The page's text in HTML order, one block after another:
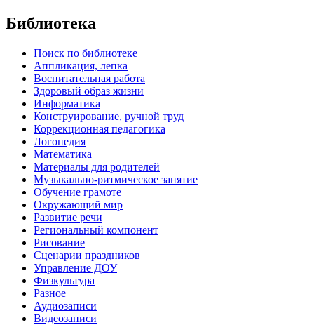
Библиотека
Поиск по библиотеке
Аппликация, лепка
Воспитательная работа
Здоровый образ жизни
Информатика
Конструирование, ручной труд
Коррекционная педагогика
Логопедия
Математика
Материалы для родителей
Музыкально-ритмическое занятие
Обучение грамоте
Окружающий мир
Развитие речи
Региональный компонент
Рисование
Сценарии праздников
Управление ДОУ
Физкультура
Разное
Аудиозаписи
Видеозаписи